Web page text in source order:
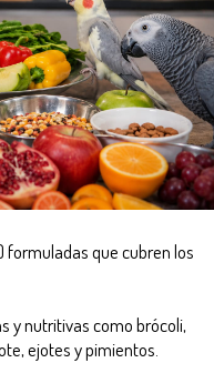
formuladas que cubren los
y nutritivas como brócoli,
ejotes y pimientos.